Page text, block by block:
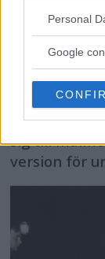
Please note
not limited to
use your data
consent section.
Personal
Google
Stockholm
år, sedan
sig till
version för